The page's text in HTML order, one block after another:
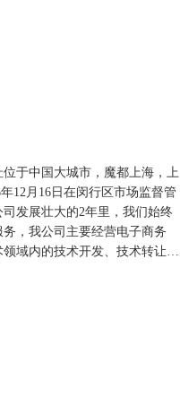
于中国大城市，魔都上海，上
12月16日在闵行区市场监督管
发展壮大的2年里，我们始终
，我公司主要经营电子商务
域内的技术开发、技术转让、